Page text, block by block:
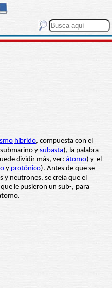
híbrido, compuesta con el
ysubasta), la palabra
dividir más, ver: átomo) y el
y protónico). Antes de que se
y neutrones, se creía que el
le pusieron un sub-, para